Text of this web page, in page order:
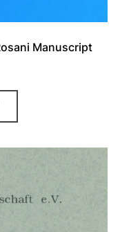
Manuscript